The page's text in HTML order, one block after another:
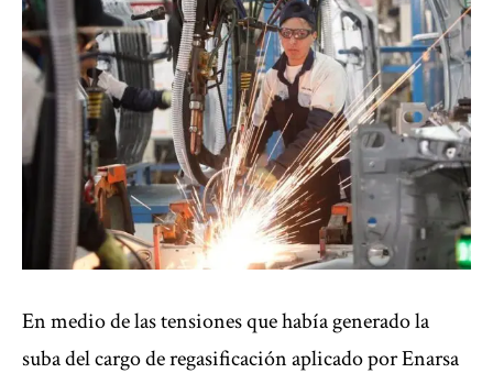
En medio de las tensiones que había generado la
suba del cargo de regasificación aplicado por Enarsa